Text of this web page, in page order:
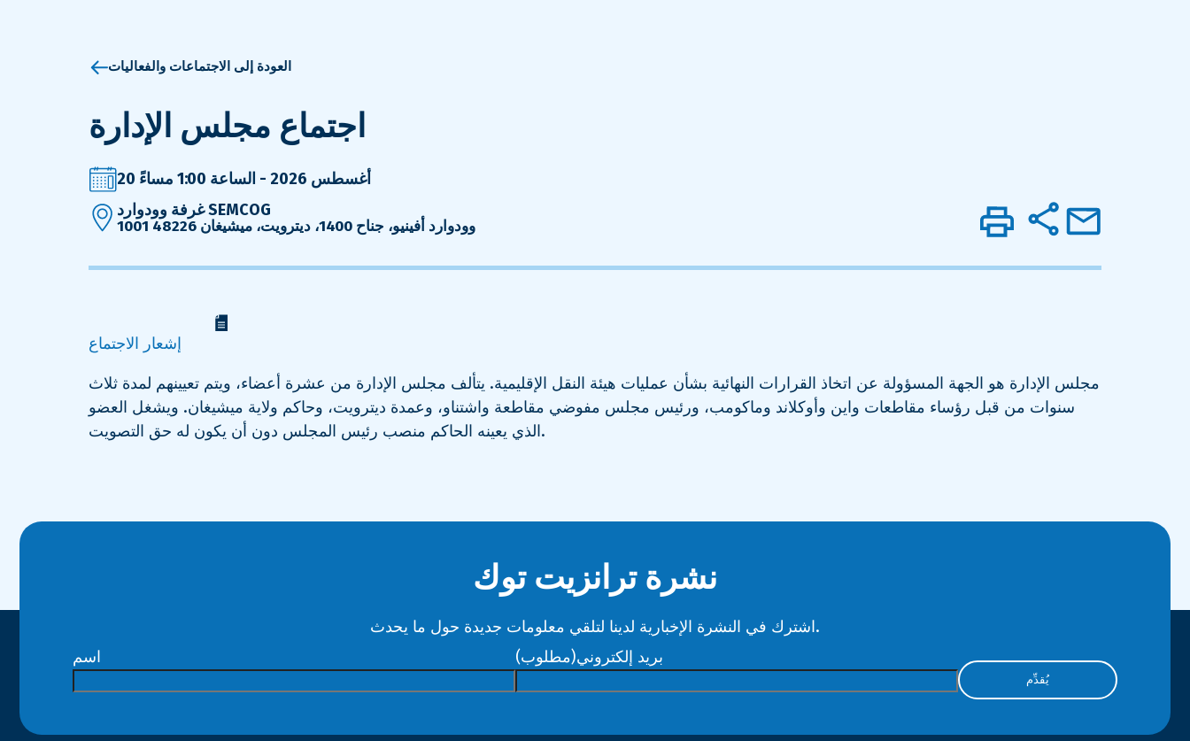
العودة إلى الاجتماعات والفعاليات
اجتماع مجلس الإدارة
20 أغسطس 2026 - الساعة 1:00 مساءً
غرفة وودوارد SEMCOG
1001 وودوارد أفينيو، جناح 1400، ديترويت، ميشيغان 48226
إشعار الاجتماع
مجلس الإدارة هو الجهة المسؤولة عن اتخاذ القرارات النهائية بشأن عمليات هيئة النقل الإقليمية. يتألف مجلس الإدارة من عشرة أعضاء، ويتم تعيينهم لمدة ثلاث
سنوات من قبل رؤساء مقاطعات واين وأوكلاند وماكومب، ورئيس مجلس مفوضي مقاطعة واشتناو، وعمدة ديترويت، وحاكم ولاية ميشيغان. ويشغل العضو
الذي يعينه الحاكم منصب رئيس المجلس دون أن يكون له حق التصويت.
نشرة ترانزيت توك
اشترك في النشرة الإخبارية لدينا لتلقي معلومات جديدة حول ما يحدث.
اسم
بريد إلكتروني(مطلوب)